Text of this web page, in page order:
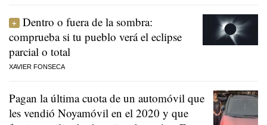
Dentro o fuera de la sombra:
comprueba si tu pueblo verá el eclipse
parcial o total
XAVIER FONSECA
Pagan la última cuota de un automóvil que
les vendió Noyamóvil en el 2020 y que